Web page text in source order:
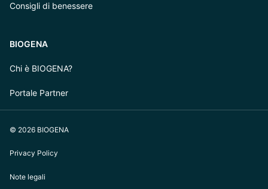
Consigli di benessere
BIOGENA
Chi è BIOGENA?
Portale Partner
© 2026 BIOGENA
Privacy Policy
Note legali